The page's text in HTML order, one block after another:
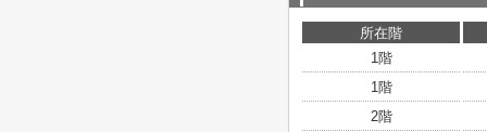
所在階
1階
1階
2階